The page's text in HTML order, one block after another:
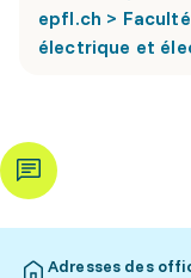
epfl.ch >
électrique et
Adresses des